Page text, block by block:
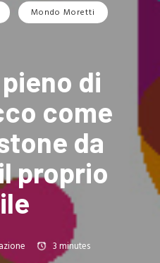
Mondo Moretti
di
come
da
proprio
3minutes